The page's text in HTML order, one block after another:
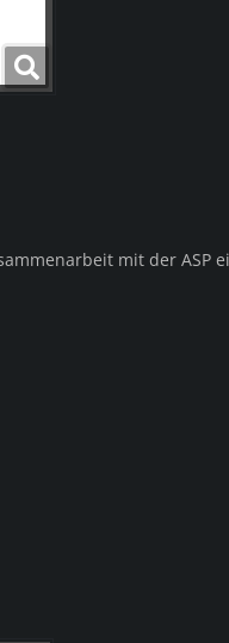
mit der ASP